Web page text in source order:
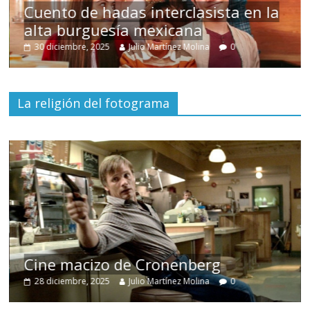
en la
Molina 0
Un hombre entre
15 mayo, 2026 Julio Martínez
La religión del fotograma
Cine macizo de Cronenberg
28 diciembre, 2025 Julio Martínez Molina 0